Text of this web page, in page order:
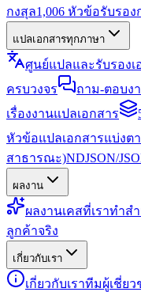
กงสุล1,006 หัวข้อรับรอ
แปลเอกสารทุกภาษา
ศูนย์แปลและรับรองเ
ครบวงจร
ถาม-ตอบง
เรื่องงานแปลเอกสาร
หัวข้อแปลเอกสารแบ่งตา
สาธารณะ)NDJSON/
ผลงาน
ผลงานเคสที่เราทำสำ
ลูกค้าจริง
เกี่ยวกับเรา
เกี่ยวกับเราทีมผู้เชี่ยว